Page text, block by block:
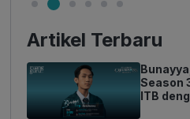
Artikel Terbaru
Season
ITB